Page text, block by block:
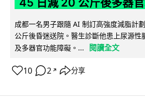
45 日減 20 公斤後多器
成都一名男子跟隨 AI 制訂高強度減脂計
公斤後昏迷送院。醫生診斷他患上尿源性
及多器官功能障礙。...
閱讀全文
10 2 ↗ 分享